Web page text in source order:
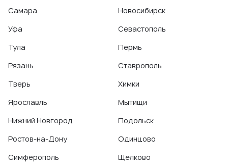
Самара
Уфа
Тула
Рязань
Тверь
Ярославль
Нижний Новгород
Ростов-на-Дону
Симферополь
Новосибирск
Севастополь
Пермь
Ставрополь
Химки
Мытищи
Подольск
Одинцово
Щелково